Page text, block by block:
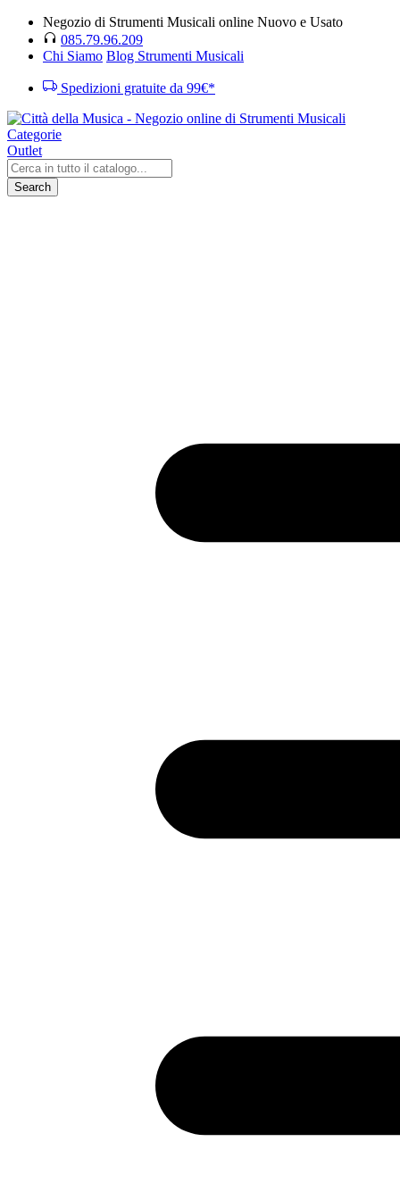
Negozio di Strumenti Musicali online Nuovo e Usato
085.79.96.209
Chi Siamo Blog Strumenti Musicali
Spedizioni gratuite da 99€*
Categorie
Outlet
Search